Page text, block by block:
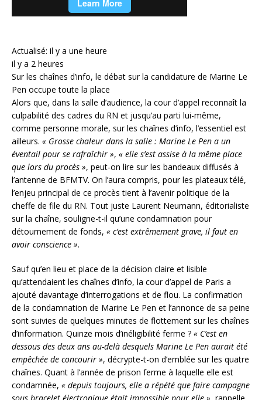
Actualisé: il y a une heure
il y a 2 heures
Sur les chaînes d’info, le débat sur la candidature de Marine Le
Pen occupe toute la place
Alors que, dans la salle d’audience, la cour d’appel reconnaît la
culpabilité des cadres du RN et jusqu’au parti lui-même,
comme personne morale, sur les chaînes d’info, l’essentiel est
ailleurs. « Grosse chaleur dans la salle : Marine Le Pen a un
éventail pour se rafraîchir », « elle s’est assise à la même place
que lors du procès », peut-on lire sur les bandeaux diffusés à
l’antenne de BFMTV. On l’aura compris, pour les plateaux télé,
l’enjeu principal de ce procès tient à l’avenir politique de la
cheffe de file du RN. Tout juste Laurent Neumann, éditorialiste
sur la chaîne, souligne-t-il qu’une condamnation pour
détournement de fonds, « c’est extrêmement grave, il faut en
avoir conscience ».
Sauf qu’en lieu et place de la décision claire et lisible
qu’attendaient les chaînes d’info, la cour d’appel de Paris a
ajouté davantage d’interrogations et de flou. La confirmation
de la condamnation de Marine Le Pen et l’annonce de sa peine
sont suivies de quelques minutes de flottement sur les chaînes
d’information. Quinze mois d’inéligibilité ferme ? « C’est en
dessous des deux ans au-delà desquels Marine Le Pen aurait été
empêchée de concourir », décrypte-t-on d’emblée sur les quatre
chaînes. Quant à l’année de prison ferme à laquelle elle est
condamnée, « depuis toujours, elle a répété que faire campagne